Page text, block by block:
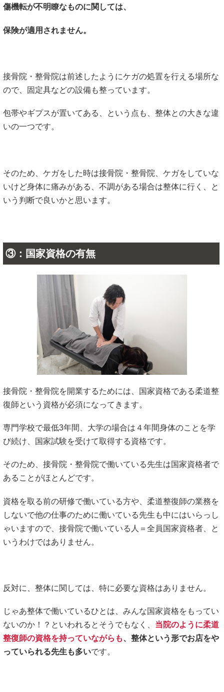
傷機転が不明瞭なものに関しては、
保険が適用されません。
接骨院・整骨院は前述したようにケガの処置を行える場所な
ので、固定具などの設備も整っています。
包帯やギプスが置いてある、という点も、整体との大きな違
いの一つです。
そのため、ケガをした時は接骨院・整骨院、ケガをしていな
いけど身体に痛みがある、不調がある場合は整体に行く、と
いう判断で良いかと思います。
③：国家資格の有無
接骨院・整骨院を開業するためには、国家資格である柔道整
復師という資格が必須になってきます。
専門学校で最低3年間、大学の場合は４年間身体のことを学
び続け、国家試験を受けて取得する資格です。
そのため、接骨院・整骨院で働いている先生は国家資格者で
あることがほとんどです。
資格を取る前の研修で働いている方や、柔道整復師の業務を
しないで他の仕事のために働いている先生も中にはいらっし
ゃいますので、接骨院で働いている人＝全員国家資格者、と
いうわけではありません。
反対に、整体に関しては、特に必要な資格はありません。
じゃあ整体で働いているひとは、みんな国家資格をもってい
ないのか！？といわれるとそうでもなく、 当院のように柔道
整復師の資格を持っていながらも、整体という形でお店をや
っていられる先生も多いです。